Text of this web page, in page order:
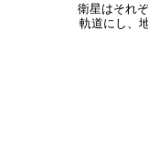
衛星はそれ
軌道にし、